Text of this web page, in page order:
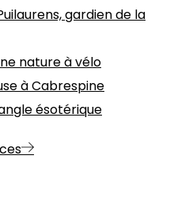
gardien de la
nature à vélo
à Cabrespine
ésotérique